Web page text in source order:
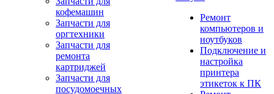
кофемашин
Запчасти для
оргтехники
Запчасти для
ремонта
картриджей
Запчасти для
посудомоечных
Ремонт
компьютеров и
ноутбуков
Подключение и
настройка
принтера
этикеток к ПК